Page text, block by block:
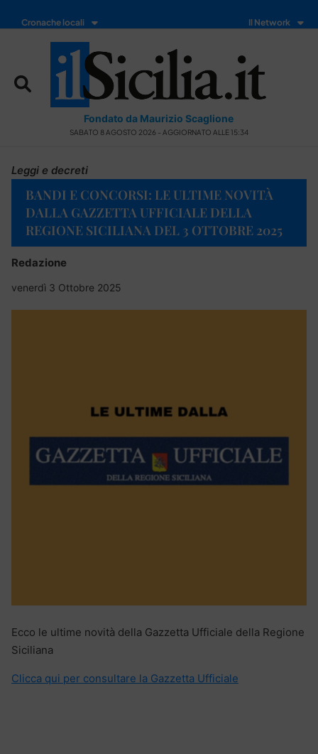
Cronache locali Il Network
Fondato da Maurizio Scaglione
SABATO 8 AGOSTO 2026 - AGGIORNATO ALLE 15:34
Leggi e decreti
BANDI E CONCORSI: LE ULTIME NOVITÀ
DALLA GAZZETTA UFFICIALE DELLA
REGIONE SICILIANA DEL 3 OTTOBRE 2025
Redazione
venerdì 3 Ottobre 2025
Ecco le ultime novità della Gazzetta Ufficiale della Regione
Siciliana
Clicca qui per consultare la Gazzetta Ufficiale